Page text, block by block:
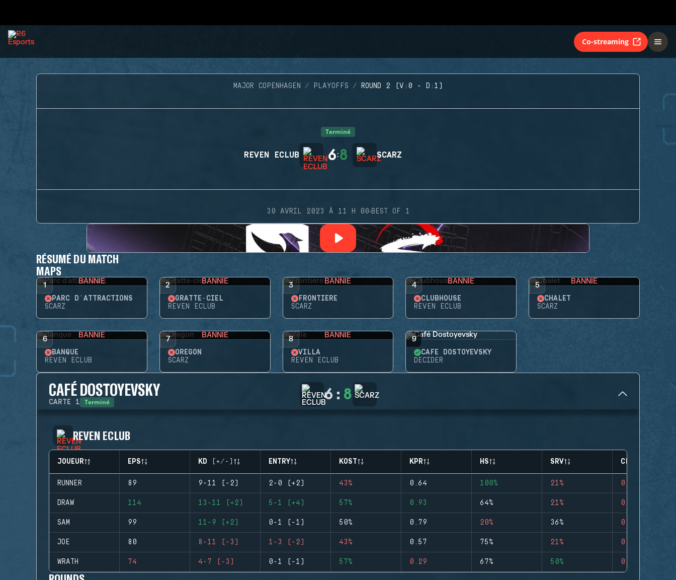
Co-streaming
MAJOR COPENHAGEN PLAYOFFS ROUND 2 (V:0 - D:1)
Terminé
REVEN ECLUB 6:8 SCARZ
30 AVRIL 2023 À 11 H 00·BEST OF 1
RÉSUMÉ DU MATCH
MAPS
1 BANNIE
PARC D'ATTRACTIONS
SCARZ
2 BANNIE
GRATTE-CIEL
REVEN ECLUB
3 BANNIE
FRONTIÈRE
SCARZ
4 BANNIE
CLUBHOUSE
REVEN ECLUB
5 BANNIE
CHALET
SCARZ
6 BANNIE
BANQUE
REVEN ECLUB
7 BANNIE
OREGON
SCARZ
8 BANNIE
VILLA
REVEN ECLUB
9
CAFÉ DOSTOYEVSKY
DECIDER
CAFÉ DOSTOYEVSKY
CARTE 1 Terminé 6 : 8
REVEN ECLUB
JOUEUR EPS KD (+/-) ENTRY KOST KPR HS SRV CLUTCHES
RUNNER 89 9-11 (-2) 2-0 (+2) 43% 0.64 100% 21% 0
DRAW 114 13-11 (+2) 5-1 (+4) 57% 0.93 64% 21% 0
SAM 99 11-9 (+2) 0-1 (-1) 50% 0.79 20% 36% 0
JOE 80 8-11 (-3) 1-3 (-2) 43% 0.57 75% 21% 0
WRATH 74 4-7 (-3) 0-1 (-1) 57% 0.29 67% 50% 0